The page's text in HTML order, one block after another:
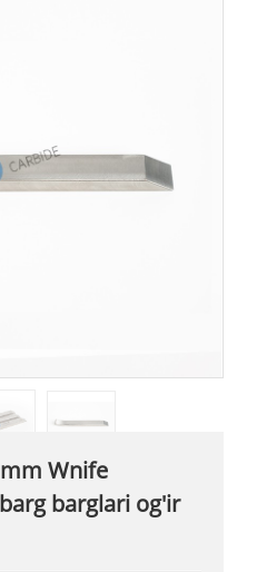
Wnife
barglari og'ir